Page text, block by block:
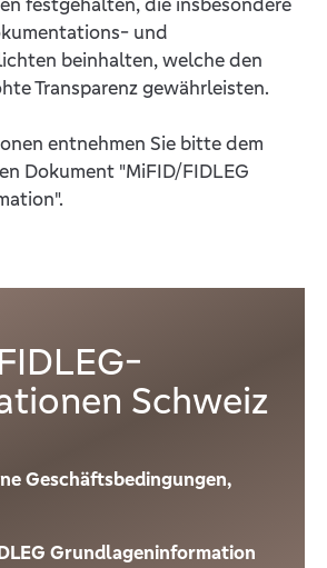
und
beinhalten, welche den
Transparenz gewährleisten.
entnehmen Sie bitte dem
Dokument "MiFID/FIDLEG
Schweiz
Geschäftsbedingungen,
Grundlageninformation